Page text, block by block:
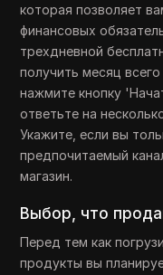
которая позволяет
финансовых
трехдневной
получить месяц
нажмите кнопку
ответьте на
Укажите, если вы
предпочитаемый
магазин.
Выбор, что
Перед тем как
продукты вы